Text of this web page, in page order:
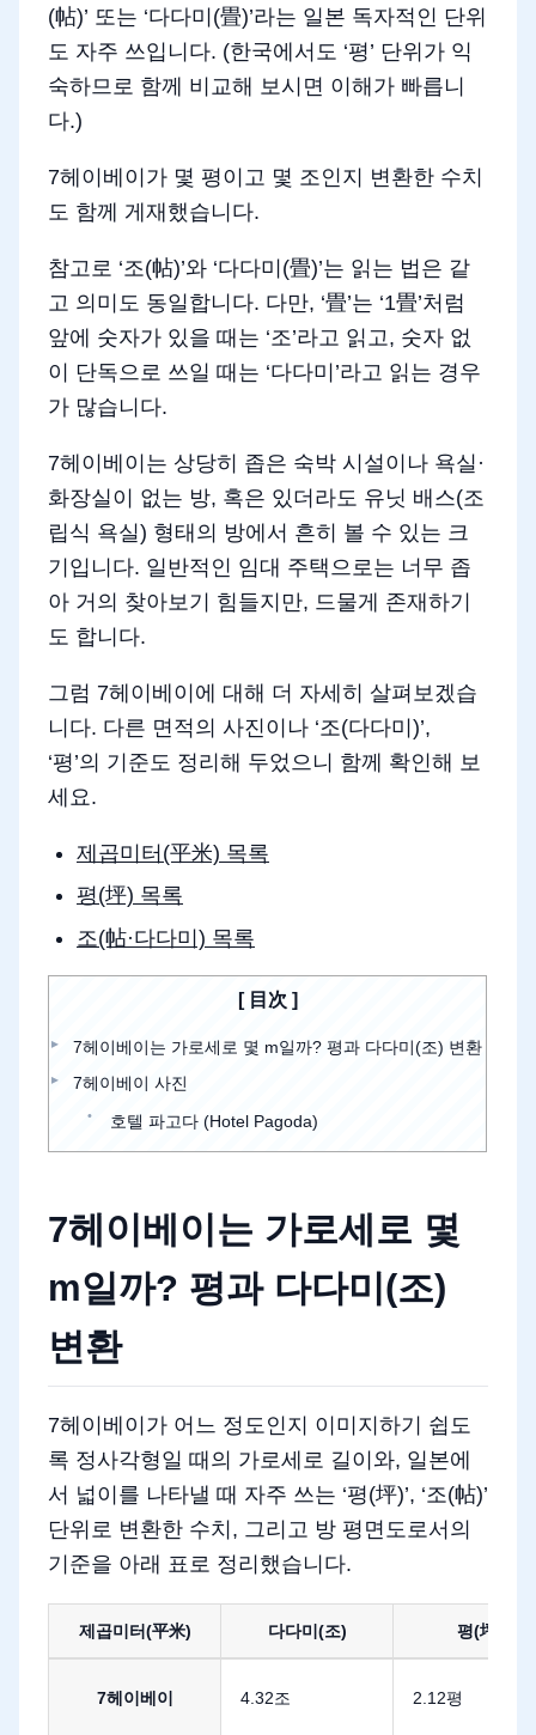
(帖)’ 또는 ‘다다미(畳)’라는 일본 독자적인 단위
도 자주 쓰입니다. (한국에서도 ‘평’ 단위가 익
숙하므로 함께 비교해 보시면 이해가 빠릅니
다.)
7헤이베이가 몇 평이고 몇 조인지 변환한 수치
도 함께 게재했습니다.
참고로 ‘조(帖)’와 ‘다다미(畳)’는 읽는 법은 같
고 의미도 동일합니다. 다만, ‘畳’는 ‘1畳’처럼
앞에 숫자가 있을 때는 ‘조’라고 읽고, 숫자 없
이 단독으로 쓰일 때는 ‘다다미’라고 읽는 경우
가 많습니다.
7헤이베이는 상당히 좁은 숙박 시설이나 욕실·
화장실이 없는 방, 혹은 있더라도 유닛 배스(조
립식 욕실) 형태의 방에서 흔히 볼 수 있는 크
기입니다. 일반적인 임대 주택으로는 너무 좁
아 거의 찾아보기 힘들지만, 드물게 존재하기
도 합니다.
그럼 7헤이베이에 대해 더 자세히 살펴보겠습
니다. 다른 면적의 사진이나 ‘조(다다미)’,
‘평’의 기준도 정리해 두었으니 함께 확인해 보
세요.
제곱미터(平米) 목록
평(坪) 목록
조(帖·다다미) 목록
目次
7헤이베이는 가로세로 몇 m일까? 평과 다다미(조) 변환
7헤이베이 사진
호텔 파고다 (Hotel Pagoda)
7헤이베이는 가로세로 몇
m일까? 평과 다다미(조)
변환
7헤이베이가 어느 정도인지 이미지하기 쉽도
록 정사각형일 때의 가로세로 길이와, 일본에
서 넓이를 나타낼 때 자주 쓰는 ‘평(坪)’, ‘조(帖)’
단위로 변환한 수치, 그리고 방 평면도로서의
기준을 아래 표로 정리했습니다.
제곱미터(平米) 다다미(조) 평(坪)
7헤이베이 4.32조 2.12평